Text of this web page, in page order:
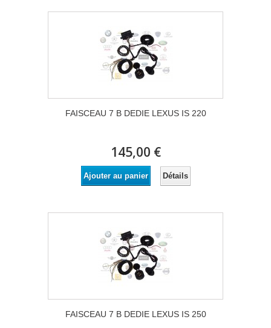
FAISCEAU 7 B DEDIE LEXUS IS 220
145,00 €
Ajouter au panier Détails
FAISCEAU 7 B DEDIE LEXUS IS 250